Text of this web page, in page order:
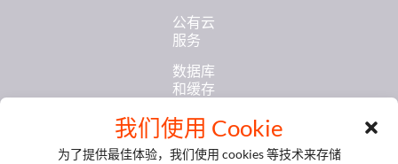
我们使用 Cookie
为了提供最佳体验，我们使用 cookies 等技术来存储
公有云
服务
数据库
和缓存
AI 及各
机型服
务